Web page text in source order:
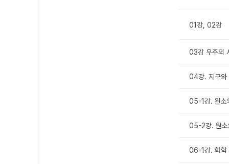
01강, 02강
03강 우주의
04강. 지구와
05-1강. 원소
05-2강. 원소
06-1강. 화학